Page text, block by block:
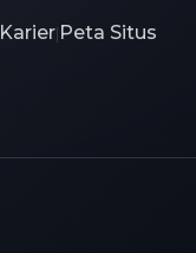
Karier|Peta Situs